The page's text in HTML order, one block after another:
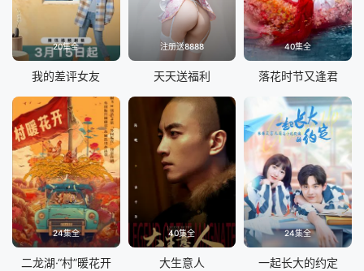
20集全
我的差评女友
注册送8888
天天送福利
40集全
落花时节又逢君
24集全
二龙湖·“村”暖花开
40集全
大生意人
24集全
一起长大的约定